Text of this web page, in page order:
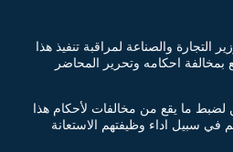
التجارة والصناعة لمراقبة تنفيذ هذا
بمخالفة احكامه وتحرير المحاضر
لضبط ما يقع من مخالفات لأحكام هذا
في سبيل اداء وظيفتهم الاستعانة